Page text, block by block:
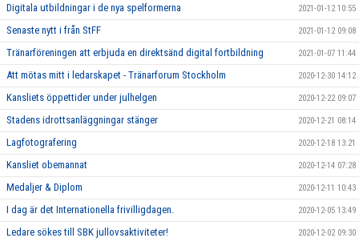
Digitala utbildningar i de nya spelformerna 2021-01-12 10:55
Senaste nytt i från StFF 2021-01-12 09:08
Tränarföreningen att erbjuda en direktsänd digital fortbildning 2021-01-07 11:44
Att mötas mitt i ledarskapet - Tränarforum Stockholm 2020-12-30 14:12
Kansliets öppettider under julhelgen 2020-12-22 09:07
Stadens idrottsanläggningar stänger 2020-12-21 08:14
Lagfotografering 2020-12-18 13:21
Kansliet obemannat 2020-12-14 07:28
Medaljer & Diplom 2020-12-11 10:43
I dag är det Internationella frivilligdagen. 2020-12-05 13:49
Ledare sökes till SBK jullovsaktiviteter! 2020-12-02 09:30